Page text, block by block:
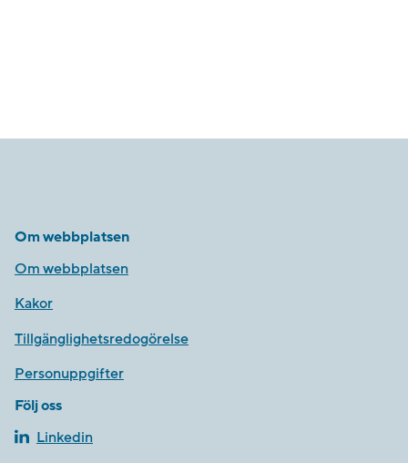
Om webbplatsen
Om webbplatsen
Kakor
Tillgänglighetsredogörelse
Personuppgifter
Följ oss
Linkedin